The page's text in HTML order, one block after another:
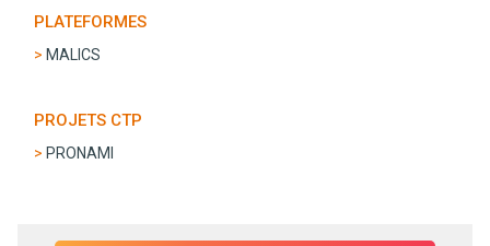
PLATEFORMES
MALICS
PROJETS CTP
PRONAMI